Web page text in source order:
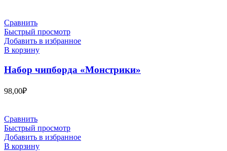
Сравнить
Быстрый просмотр
Добавить в избранное
В корзину
Набор чипборда «Монстрики»
98,00₽
Сравнить
Быстрый просмотр
Добавить в избранное
В корзину